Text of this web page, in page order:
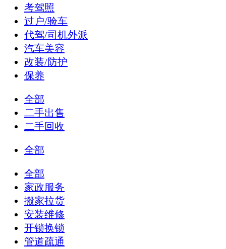
考驾照
过户/验车
代驾/司机外派
汽车美容
改装/防护
保养
全部
二手出售
二手回收
全部
全部
家政服务
搬家拉货
安装维修
开锁换锁
管道疏通